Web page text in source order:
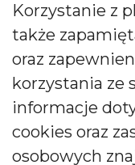
Social media
Informacje
Informacja o firmie
Korzystanie z
także
oraz
korzystania ze
informacje
cookies oraz
osobowych